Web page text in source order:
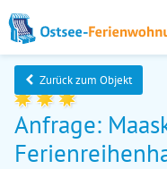
Zurück zum Objekt
Anfrage: